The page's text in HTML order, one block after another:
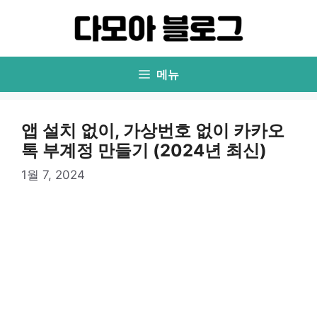
로
너
메뉴
앱 설치 없이, 가상번호 없이 카카오
톡 부계정 만들기 (2024년 최신)
1월 7, 2024